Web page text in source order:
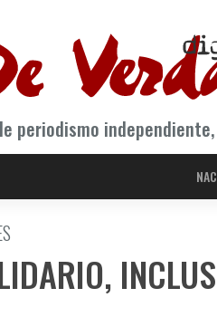
periodismo